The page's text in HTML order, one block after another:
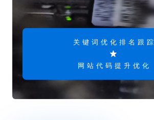
关键词优化排名跟踪
网站代码提升优化